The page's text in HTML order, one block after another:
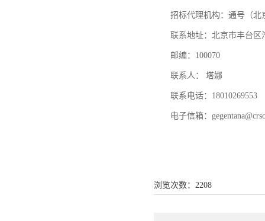
招标代理机构：通号（北
联系地址：北京市丰台区
邮编： 100070
联系人： 塔娜
联系电话： 18010269553
电子信箱：
浏览次数： 2208